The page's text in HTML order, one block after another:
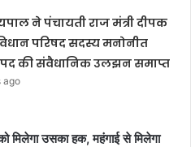
ने पंचायती राज मंत्री दीपक
परिषद सदस्य मनोनीत
पद की संवैधानिक उलझन समाप्त
ago
मिलेगा उसका हक, महंगाई से मिलेगा